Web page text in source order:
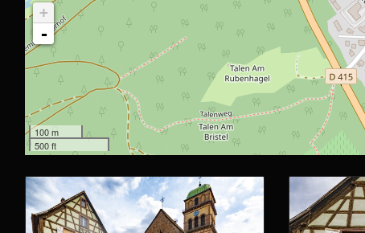
+
-
100 m
500 ft